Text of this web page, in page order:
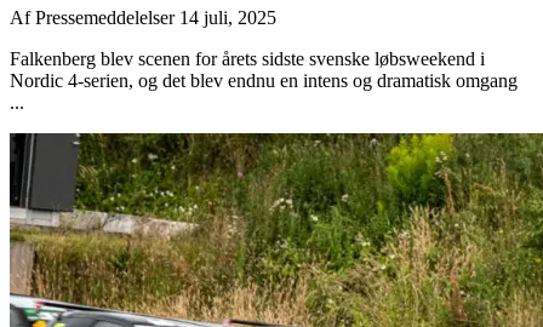
AfPressemeddelelser 14 juli, 2025
Falkenberg blev scenen for årets sidste svenske løbsweekend i
Nordic 4-serien, og det blev endnu en intens og dramatisk omgang
...